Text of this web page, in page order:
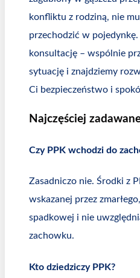
konfliktu z rodziną, nie
przechodzić w pojedynkę.
konsultację – wspólnie
sytuację i znajdziemy
Ci bezpieczeństwo i
Najczęściej
Czy PPK wchodzi do
Zasadniczo nie. Środki z
wskazanej przez
spadkowej i nie
zachowku.
Kto dziedziczy PPK?